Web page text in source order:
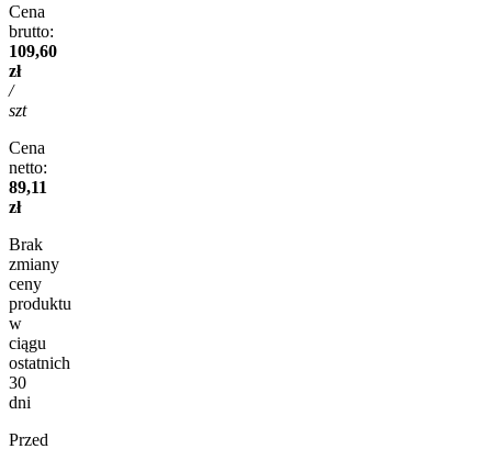
Cena
brutto:
109,60
zł
/
szt
Cena
netto:
89,11
zł
Brak
zmiany
ceny
produktu
w
ciągu
ostatnich
30
dni
Przed